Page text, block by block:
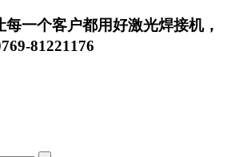
一个客户都用好激光焊接机，
81221176